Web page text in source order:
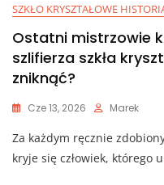
SZKŁO KRYSZTAŁOWE
Ostatni mistrzowie
szlifierza szkła
zniknąć?
Cze 13, 2026 Marek
Za każdym ręcznie
kryje się człowiek, którego